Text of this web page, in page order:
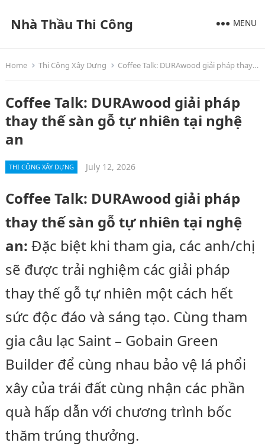
Nhà Thầu Thi Công MENU
Home Thi Công Xây Dựng Coffee Talk: DURAwood giải pháp thay thế sàn gỗ tự nhiên tại nghệ an
Coffee Talk: DURAwood giải pháp
thay thế sàn gỗ tự nhiên tại nghệ
an
THI CÔNG XÂY DỰNG July 12, 2026
Coffee Talk: DURAwood giải pháp
thay thế sàn gỗ tự nhiên tại nghệ
an: Đặc biệt khi tham gia, các anh/chị
sẽ được trải nghiệm các giải pháp
thay thế gỗ tự nhiên một cách hết
sức độc đáo và sáng tạo. Cùng tham
gia câu lạc Saint – Gobain Green
Builder để cùng nhau bảo vệ lá phổi
xây của trái đất cùng nhận các phần
quà hấp dẫn với chương trình bốc
thăm trúng thưởng.